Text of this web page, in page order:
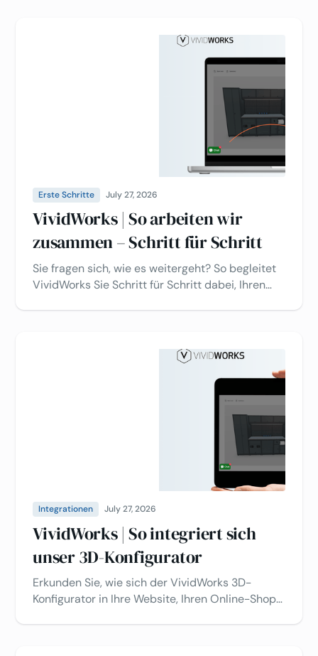
Erste Schritte July 27, 2026
VividWorks | So arbeiten wir
zusammen – Schritt für Schritt
Sie fragen sich, wie es weitergeht? So begleitet
VividWorks Sie Schritt für Schritt dabei, Ihren
Integrationen July 27, 2026
VividWorks | So integriert sich
unser 3D-Konfigurator
Erkunden Sie, wie sich der VividWorks 3D-
Konfigurator in Ihre Website, Ihren Online-Shop